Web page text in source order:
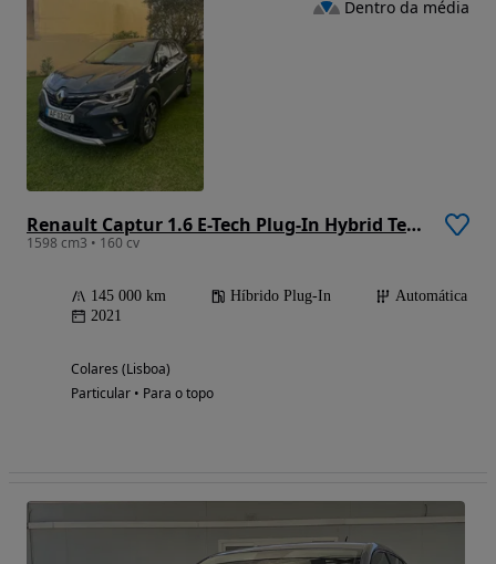
Renault Captur 1.6 E-Tech Plug-In Hybrid Techno
1598 cm3 • 160 cv
145 000 km Híbrido Plug-In
Automática
2021
Colares (Lisboa)
Particular • Para o topo
Dentro da média